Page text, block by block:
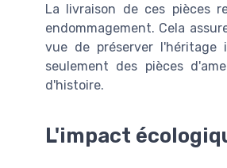
La livraison de ces pièces
endommagement. Cela
vue de préserver
seulement des pièces
d'histoire.
L'impact